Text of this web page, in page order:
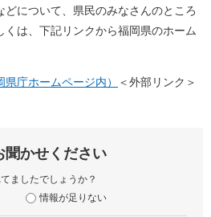
について、県民のみなさんのところ
は、下記リンクから福岡県のホーム
庁ホームページ内） ＜外部リンク＞
聞かせください
ましたでしょうか？
情報が足りない